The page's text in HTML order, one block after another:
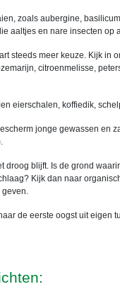
zoals aubergine,
aaltjes en nare insecten op
steeds meer keuze. Kijk in
citroenmelisse,
eierschalen, koffiedik,
jonge gewassen en
blijft. Is de grond
Kijk dan naar
geven.
de eerste oogst uit eigen